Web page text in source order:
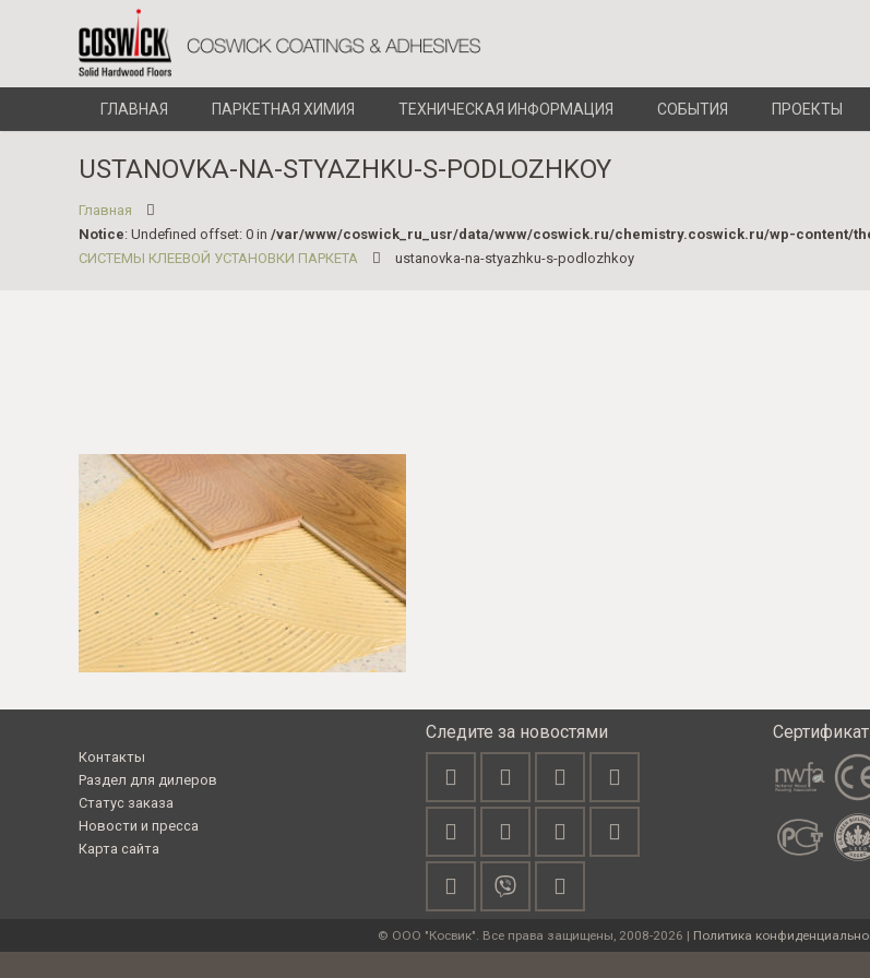
ГЛАВНАЯ ПАРКЕТНАЯ ХИМИЯ ТЕХНИЧЕСКАЯ ИНФОРМАЦИЯ СОБЫТИЯ ПРОЕКТЫ
USTANOVKA-NA-STYAZHKU-S-PODLOZHKOY
Главная
Notice: Undefined offset: 0 in /var/www/coswick_ru_usr/data/www/coswick.ru/chemistry.coswick.ru/wp-content/
СИСТЕМЫ КЛЕЕВОЙ УСТАНОВКИ ПАРКЕТА
ustanovka-na-styazhku-s-podlozhkoy
Контакты
Раздел для дилеров
Статус заказа
Новости и пресса
Карта сайта
Следите за новостями
© ООО "Косвик". Все права защищены, 2008-2026 | Политика